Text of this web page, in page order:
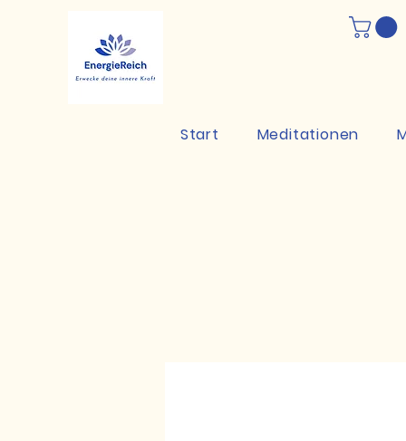
Start Meditationen